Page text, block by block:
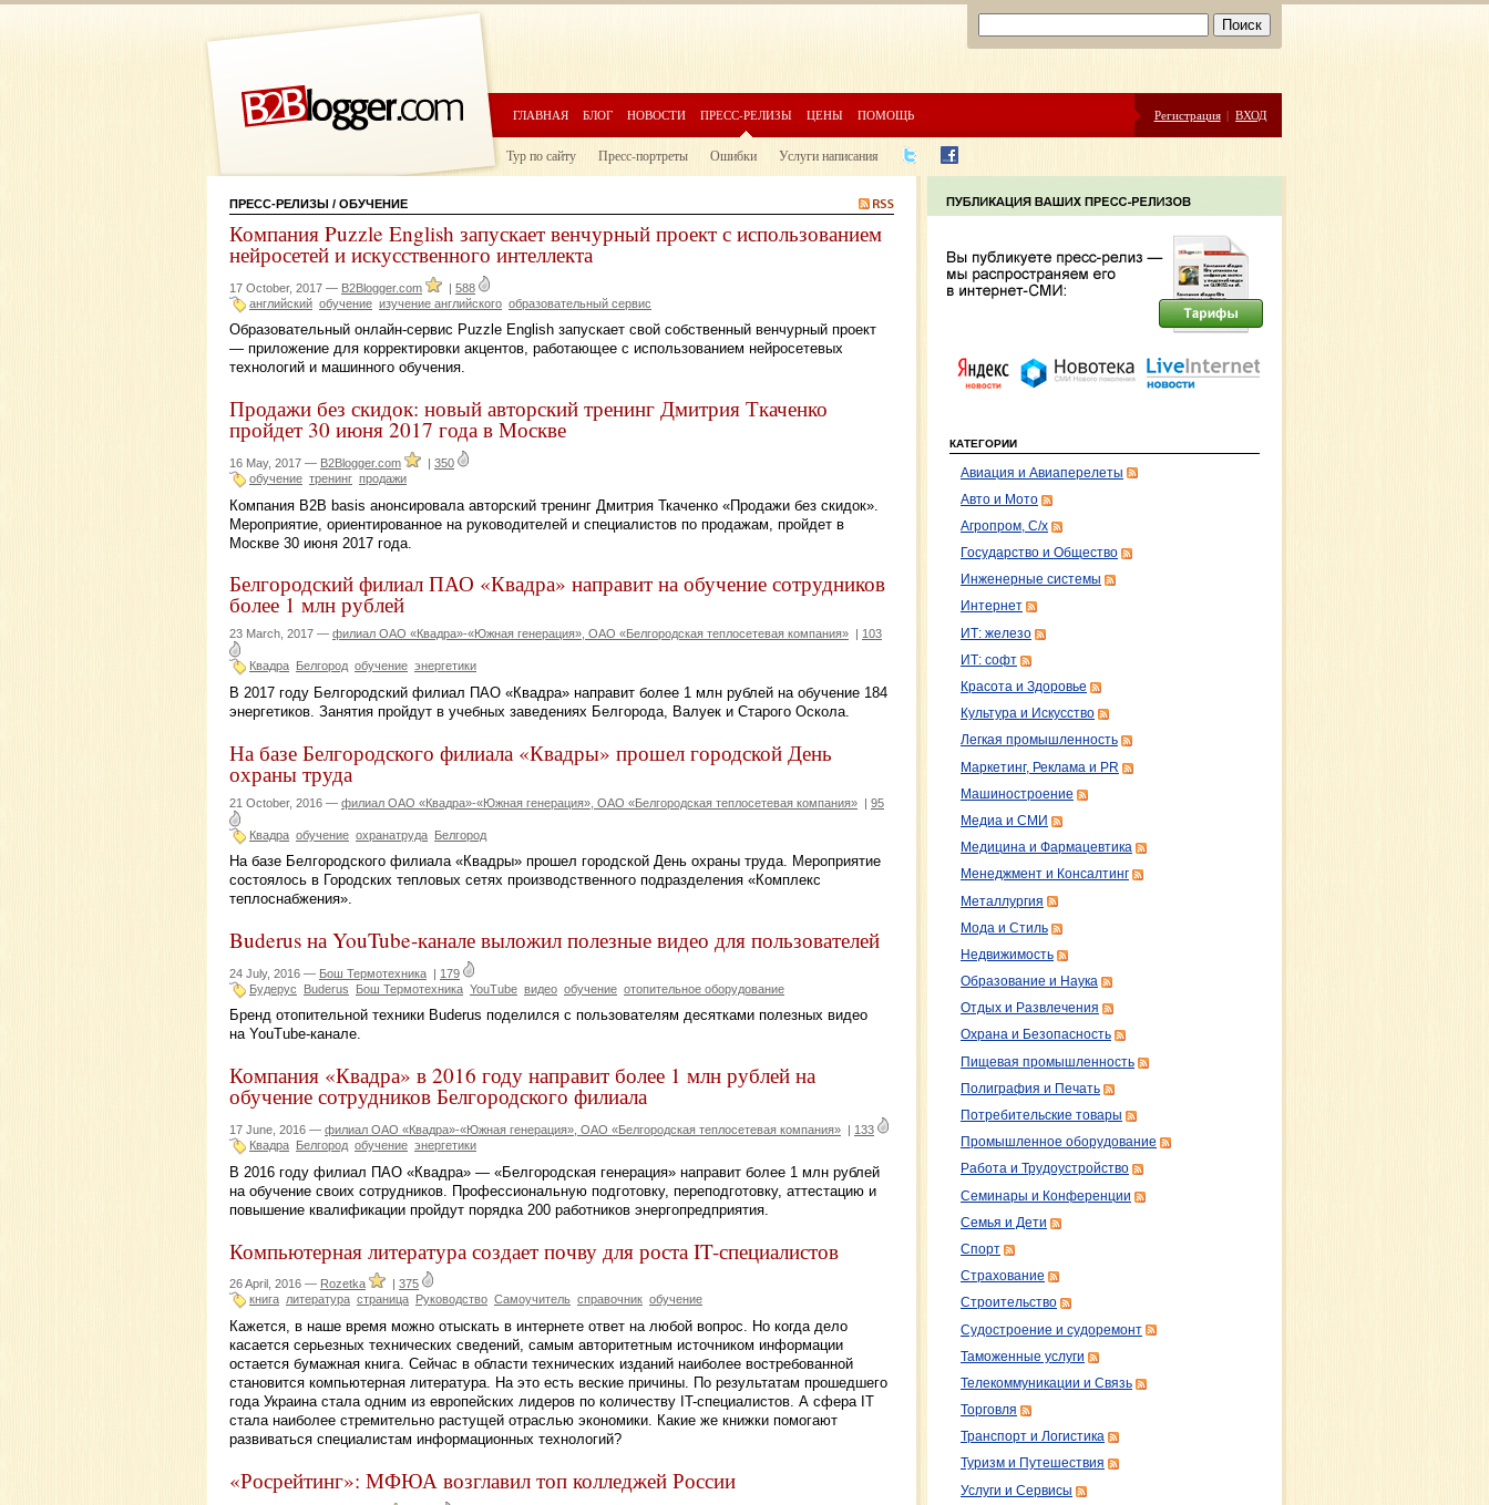
ГЛАВНАЯ БЛОГ НОВОСТИ ПРЕСС-РЕЛИЗЫ ЦЕНЫ ПОМОЩЬ Регистрация | ВХОД
Тур по сайту Пресс-портреты Ошибки Услуги написания
ПРЕСС-РЕЛИЗЫ / ОБУЧЕНИЕ
Компания Puzzle English запускает венчурный проект с использованием
нейросетей и искусственного интеллекта
17 October, 2017 — B2Blogger.com | 588
английский обучение изучение английского образовательный сервис
Образовательный онлайн-сервис Puzzle English запускает свой собственный венчурный проект
— приложение для корректировки акцентов, работающее с использованием нейросетевых
технологий и машинного обучения.
Продажи без скидок: новый авторский тренинг Дмитрия Ткаченко
пройдет 30 июня 2017 года в Москве
16 May, 2017 — B2Blogger.com | 350
обучение тренинг продажи
Компания B2B basis анонсировала авторский тренинг Дмитрия Ткаченко «Продажи без скидок».
Мероприятие, ориентированное на руководителей и специалистов по продажам, пройдет в
Москве 30 июня 2017 года.
Белгородский филиал ПАО «Квадра» направит на обучение сотрудников
более 1 млн рублей
23 March, 2017 — филиал ОАО «Квадра»-«Южная генерация», ОАО «Белгородская теплосетевая компания» 103
Квадра Белгород обучение энергетики
В 2017 году Белгородский филиал ПАО «Квадра» направит более 1 млн рублей на обучение 184
энергетиков. Занятия пройдут в учебных заведениях Белгорода, Валуек и Старого Оскола.
На базе Белгородского филиала «Квадры» прошел городской День
охраны труда
21 October, 2016 — филиал ОАО «Квадра»-«Южная генерация», ОАО «Белгородская теплосетевая компания» | 95
Квадра обучение охранатруда Белгород
На базе Белгородского филиала «Квадры» прошел городской День охраны труда. Мероприятие
состоялось в Городских тепловых сетях производственного подразделения «Комплекс
теплоснабжения».
Buderus на YouTube-канале выложил полезные видео для пользователей
24 July, 2016 — Бош Термотехника | 179
Будерус
Buderus Бош Термотехника YouTube видео обучение отопительное оборудование
Бренд отопительной техники Buderus поделился с пользователям десятками полезных видео
на YouTube-канале.
Компания «Квадра» в 2016 году направит более 1 млн рублей на
обучение сотрудников Белгородского филиала
17 June, 2016 — филиал ОАО «Квадра»-«Южная генерация», ОАО «Белгородская теплосетевая компания» | 133
Квадра Белгород обучение энергетики
В 2016 году филиал ПАО «Квадра» — «Белгородская генерация» направит более 1 млн рублей
на обучение своих сотрудников. Профессиональную подготовку, переподготовку, аттестацию и
повышение квалификации пройдут порядка 200 работников энергопредприятия.
Компьютерная литература создает почву для роста IT-специалистов
26 April, 2016 — Rozetka
375
книга литература страница Руководство Самоучитель справочник обучение
Кажется, в наше время можно отыскать в интернете ответ на любой вопрос. Но когда дело
касается серьезных технических сведений, самым авторитетным источником информации
остается бумажная книга. Сейчас в области технических изданий наиболее востребованной
становится компьютерная литература. На это есть веские причины. По результатам прошедшего
года Украина стала одним из европейских лидеров по количеству IT-специалистов. А сфера IT
стала наиболее стремительно растущей отраслью экономики. Какие же книжки помогают
развиваться специалистам информационных технологий?
«Росрейтинг»: МФЮА возглавил топ колледжей России
КАТЕГОРИИ
Авиация и Авиаперелеты
Авто и Мото
Агропром, С/х
Государство и Общество
Инженерные системы
Интернет
ИТ: железо
ИТ: софт
Красота и Здоровье
Культура и Искусство
Легкая промышленность
Маркетинг, Реклама и PR
Машиностроение
Медиа и СМИ
Медицина и Фармацевтика
Менеджмент и Консалтинг
Металлургия
Мода и Стиль
Недвижимость
Образование и Наука
Отдых и Развлечения
Охрана и Безопасность
Пищевая промышленность
Полиграфия и Печать
Потребительские товары
Промышленное оборудование
Работа и Трудоустройство
Семинары и Конференции
Семья и Дети
Спорт
Страхование
Строительство
Судостроение и судоремонт
Таможенные услуги
Телекоммуникации и Связь
Торговля
Транспорт и Логистика
Туризм и Путешествия
Услуги и Сервисы